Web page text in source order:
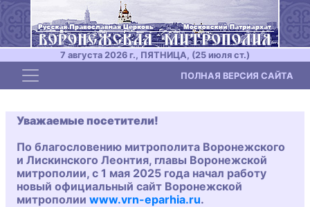
7 августа 2026 г., ПЯТНИЦА, (25 июля ст.)
Toggle navigation ПОЛНАЯ ВЕРСИЯ САЙТА
Уважаемые посетители!
По благословению митрополита Воронежского
и Лискинского Леонтия, главы Воронежской
митрополии, с 1 мая 2025 года начал работу
новый официальный сайт Воронежской
митрополии www.vrn-eparhia.ru.